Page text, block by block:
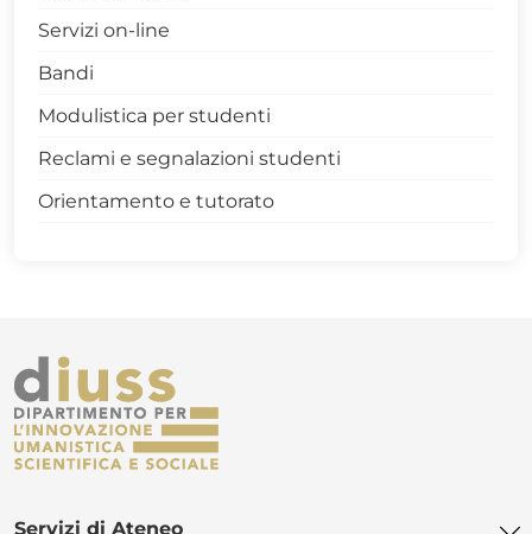
Patrimoni Culturali e la Valorizzazione dei
Servizi on-line
Bandi
Modulistica per studenti
Reclami e segnalazioni studenti
Orientamento e tutorato
Servizi di Ateneo